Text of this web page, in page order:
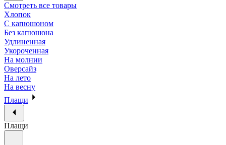
Смотреть все товары
Хлопок
С капюшоном
Без капюшона
Удлиненная
Укороченная
На молнии
Оверсайз
На лето
На весну
Плащи
Плащи